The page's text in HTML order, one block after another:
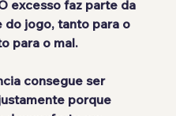
excesso faz parte da
do jogo, tanto para o
para o mal.
consegue ser
porque